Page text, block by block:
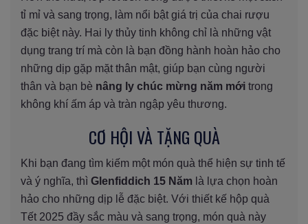
tỉ mỉ và sang trọng, làm nổi bật giá trị của chai rượu
đặc biệt này. Hai ly thủy tinh không chỉ là những vật
dụng trang trí mà còn là bạn đồng hành hoàn hảo cho
những dịp gặp mặt thân mật, giúp bạn cùng người
thân và bạn bè nâng ly chúc mừng năm mới trong
không khí ấm áp và tràn ngập yêu thương.
CƠ HỘI VÀ TẶNG QUÀ
Khi bạn đang tìm kiếm một món quà thể hiện sự tinh tế
và ý nghĩa, thì Glenfiddich 15 Năm là lựa chọn hoàn
hảo cho những dịp lễ đặc biệt. Với thiết kế hộp quà
Tết 2025 đầy sắc màu và sang trọng, món quà này